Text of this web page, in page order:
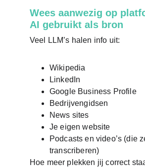
Wees aanwezig op
AI gebruikt als bron
Veel LLM’s halen info uit:
Wikipedia
LinkedIn
Google Business Profile
Bedrijvengidsen
News sites
Je eigen website
Podcasts en video’s (die
transcriberen)
Hoe meer plekken jij correct